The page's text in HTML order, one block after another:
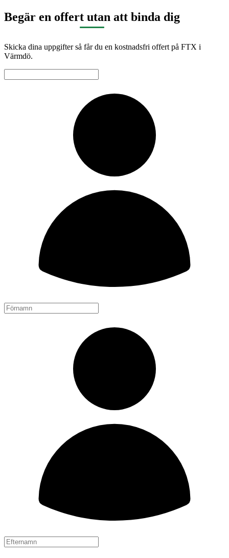
Begär en offert utan att binda dig
Skicka dina uppgifter så får du en kostnadsfri offert på FTX i
Värmdö.